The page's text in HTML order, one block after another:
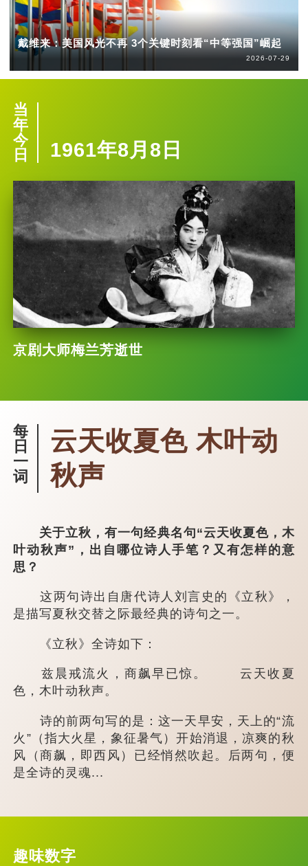
戴维来：美国风光不再 3个关键时刻看“中等强国”崛起
2026-07-29
当
年
今
日
1961年8月8日
京剧大师梅兰芳逝世
每
日
一
词
云天收夏色 木叶动
秋声
关于立秋，有一句经典名句“云天收夏色，木
叶动秋声”，出自哪位诗人手笔？又有怎样的意
思？
这两句诗出自唐代诗人刘言史的《立秋》，
是描写夏秋交替之际最经典的诗句之一。
《立秋》全诗如下：
兹晨戒流火，商飙早已惊。 云天收夏
色，木叶动秋声。
诗的前两句写的是：这一天早安，天上的“流
火”（指大火星，象征暑气）开始消退，凉爽的秋
风（商飙，即西风）已经悄然吹起。后两句，便
是全诗的灵魂...
趣味数字